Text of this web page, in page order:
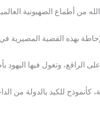
من أطماع الصهيونية
بهذه القضية المصيرية
الراقع، وتغول فيها اليهود
للكيد بالدولة من